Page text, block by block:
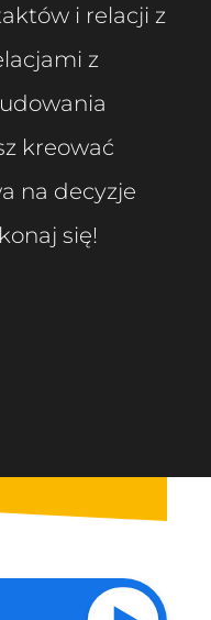
i relacji z
z
kreować
na decyzje
się!